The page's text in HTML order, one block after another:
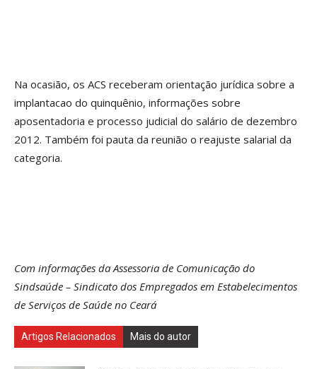
Na ocasião, os ACS receberam orientação jurídica sobre a
implantacao do quinquênio, informações sobre
aposentadoria e processo judicial do salário de dezembro
2012. Também foi pauta da reunião o reajuste salarial da
categoria.
Com informações da Assessoria de Comunicação do
Sindsaúde – Sindicato dos Empregados em Estabelecimentos
de Serviços de Saúde no Ceará
Artigos Relacionados Mais do autor